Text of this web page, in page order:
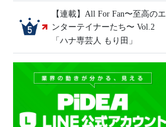
【連載】All For Fan〜至高のエ
ンターテイナーたち〜 Vol.2
「ハナ専芸人 もり田」